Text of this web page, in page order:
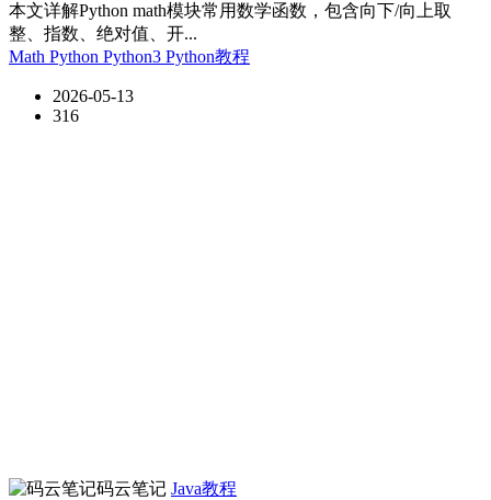
本文详解Python math模块常用数学函数，包含向下/向上取
整、指数、绝对值、开...
Math Python Python3 Python教程
2026-05-13
316
码云笔记 Java教程